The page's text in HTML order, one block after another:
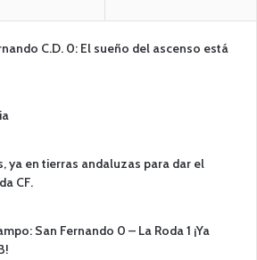
C.D. 0: El sueño del ascenso está
ya en tierras andaluzas para dar el
CF.
San Fernando 0 – La Roda 1 ¡Ya